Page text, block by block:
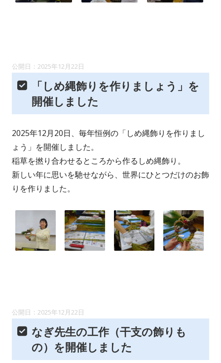
2025年12月22日
「しめ縄飾りを作りましょう」を
開催しました
2025年12月20日、毎年恒例の「しめ縄飾りを作りまし
ょう」を開催しました。
稲草を撚り合わせるところから作るしめ縄飾り。
新しい年に思いを馳せながら、世界にひとつだけのお飾
りを作りました。
2025年12月22日
なぎ先生の工作（干支の飾りも
の）を開催しました